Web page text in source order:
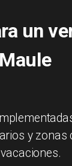
un
y zonas